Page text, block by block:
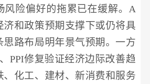
风险偏好的拖累已在缓解。
A
济和政策预期支撑下或仍将具
思路布局明年景气预期。一方
PPI修复验证经济边际改善趋
、化工、建材、新消费和服务